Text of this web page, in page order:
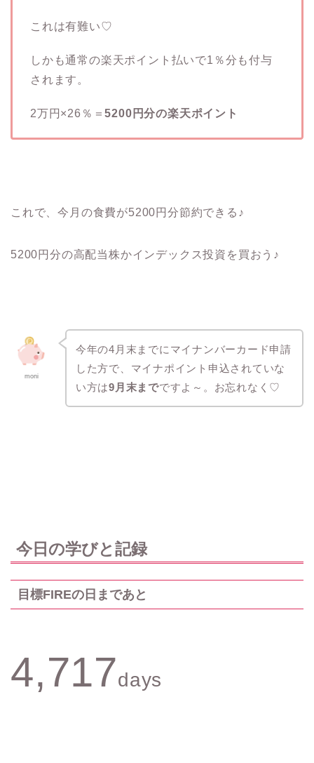
これは有難い♡
しかも通常の楽天ポイント払いで1％分も付与
されます。
2万円×26％＝5200円分の楽天ポイント
これで、今月の食費が5200円分節約できる♪
5200円分の高配当株かインデックス投資を買おう♪
moni
今年の4月末までにマイナンバーカード申請
した方で、マイナポイント申込されていな
い方は9月末までですよ～。お忘れなく♡
今日の学びと記録
目標FIREの日まであと
4,717days